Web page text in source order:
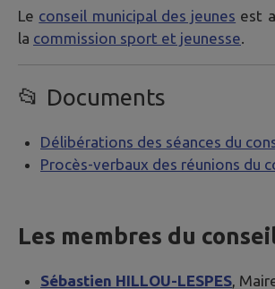
Le conseil municipal des jeunes est
la commission sport et jeunesse.
📂 Documents
Délibérations des séances du
Procès-verbaux des réunions du
Les membres du
Sébastien HILLOU-LESPES ,